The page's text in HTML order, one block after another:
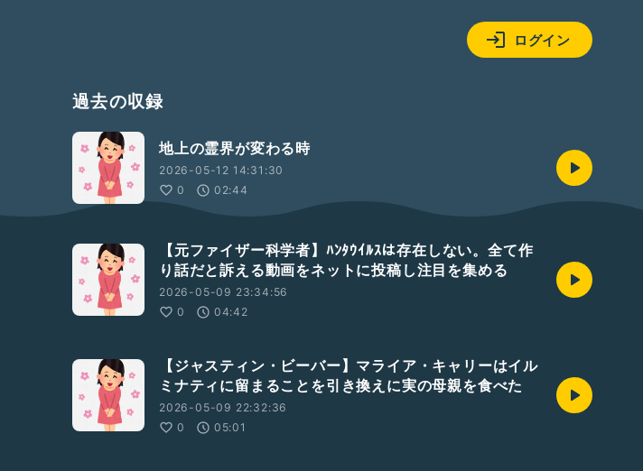
ログイン
過去の収録
地上の霊界が変わる時
2026-05-12 14:31:30
0
02:44
【元ファイザー科学者】ﾊﾝﾀｳｲﾙｽは存在しない。全て作
り話だと訴える動画をネットに投稿し注目を集める
2026-05-09 23:34:56
0
04:42
【ジャスティン・ビーバー】マライア・キャリーはイル
ミナティに留まることを引き換えに実の母親を食べた
2026-05-09 22:32:36
0
05:01